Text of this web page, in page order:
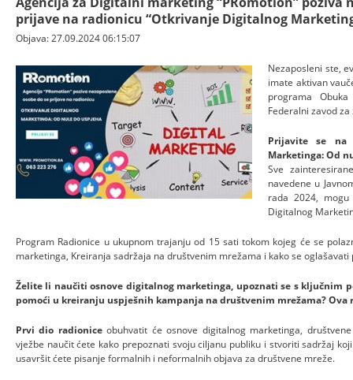
prijave na radionicu “Otkrivanje Digitalnog
Objava: 27.09.2024 06:15:07
Nezaposleni ste,
imate aktivan
programa
Federalni zavod
Prijavite se na
Marketinga: Od
Sve
navedene u
rada 2024,
Digitalnog
Program Radionice u ukupnom trajanju od 15 sati tokom kojeg će se
marketinga, Kreiranja sadržaja na društvenim mrežama i kako se
Želite li naučiti osnove digitalnog marketinga, upoznati se s ključnim
pomoći u kreiranju uspješnih kampanja na društvenim mrežama? Ova
Prvi dio radioniceobuhvatit će osnove digitalnog marketinga,
vježbe naučit ćete kako prepoznati svoju ciljanu publiku i stvoriti sadržaj
usavršit ćete pisanje formalnih i neformalnih objava za društvene mreže.